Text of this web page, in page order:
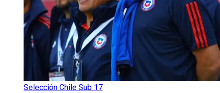
Selección Chile Sub 17